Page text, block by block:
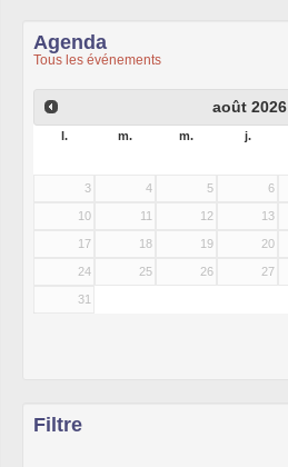
Agenda
Tous les événements
août 2026
l. m. m. j.
3 4 5 6
10 11 12 13
17 18 19 20
24 25 26 27
31
Filtre